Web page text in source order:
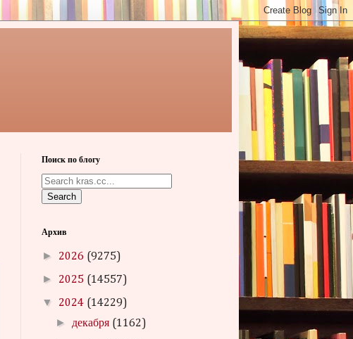
Поиск по блогу
Search
Архив
► 2026 (9275)
► 2025 (14557)
▼ 2024 (14229)
► декабря (1162)